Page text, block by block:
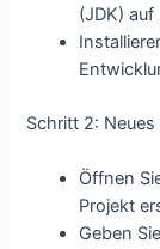
(JDK)
Schritt 2:
Öffnen
Projekt
Geben